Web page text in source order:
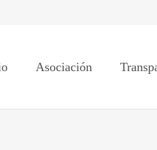
Asociación